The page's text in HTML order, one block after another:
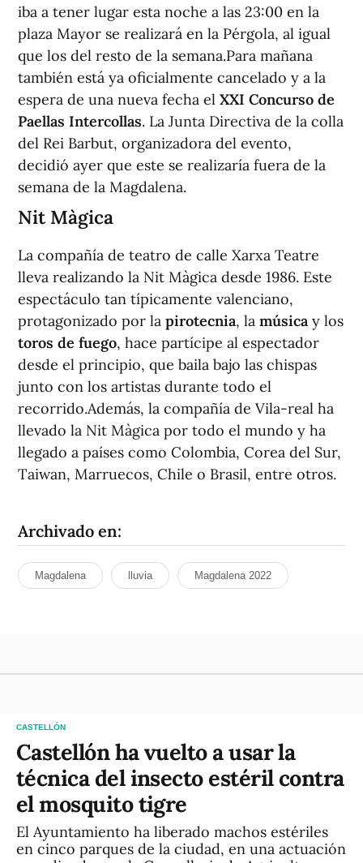
iba a tener lugar esta noche a las 23:00 en la
plaza Mayor se realizará en la Pérgola, al igual
que los del resto de la semana.Para mañana
también está ya oficialmente cancelado y a la
espera de una nueva fecha el XXI Concurso de
Paellas Intercollas. La Junta Directiva de la colla
del Rei Barbut, organizadora del evento,
decidió ayer que este se realizaría fuera de la
semana de la Magdalena.
Nit Màgica
La compañía de teatro de calle Xarxa Teatre
lleva realizando la Nit Màgica desde 1986. Este
espectáculo tan típicamente valenciano,
protagonizado por la pirotecnia, la música y los
toros de fuego, hace partícipe al espectador
desde el principio, que baila bajo las chispas
junto con los artistas durante todo el
recorrido.Además, la compañía de Vila-real ha
llevado la Nit Màgica por todo el mundo y ha
llegado a países como Colombia, Corea del Sur,
Taiwan, Marruecos, Chile o Brasil, entre otros.
Archivado en:
Magdalena lluvia Magdalena 2022
CASTELLÓN
Castellón ha vuelto a usar la
técnica del insecto estéril contra
el mosquito tigre
El Ayuntamiento ha liberado machos estériles
en cinco parques de la ciudad, en una actuación